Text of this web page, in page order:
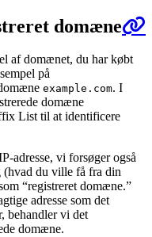
domæne
af domænet, du har købt
på
example.com. I
domæne
List til at identificere
adresse, vi forsøger også
(hvad du ville få fra din
“registreret domæne.”
adresse som det
behandler vi det
domæne.